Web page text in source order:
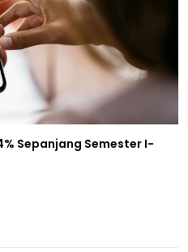
Sepanjang Semester I-